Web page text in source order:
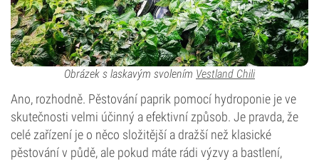
Obrázek s laskavým svolením Vestland Chili
Ano, rozhodně. Pěstování paprik pomocí hydroponie je ve
skutečnosti velmi účinný a efektivní způsob. Je pravda, že
celé zařízení je o něco složitější a dražší než klasické
pěstování v půdě, ale pokud máte rádi výzvy a bastlení,